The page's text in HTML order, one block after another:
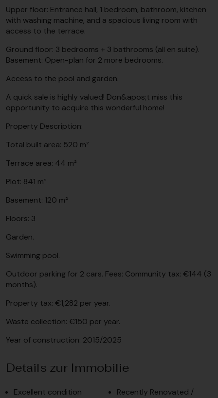
Upper floor: Entrance hall, 1 bedroom, bathroom, kitchen
with washing machine, and a spacious living room with
access to the terrace.
Ground floor: 3 bedrooms + 3 bathrooms (all en suite).
Basement: Open-plan for 2 more bedrooms.
Access to the pool and garden.
A quick sale is highly valued! Don&apos;t miss this
opportunity to acquire this wonderful home!
Property Description:
Total built area: 520 m²
Terrace area: 44 m²
Plot: 841 m²
Basement: 120 m²
Floors: 3
Garden.
Swimming pool.
Outdoor parking for 2 cars. Fees: Community tax: €144 (3
months).
Property tax: €1,282 per year.
Waste collection: €150 per year.
Year of construction: 2015/2025
Details zur Immobilie
Excellent condition
Recently Renovated /